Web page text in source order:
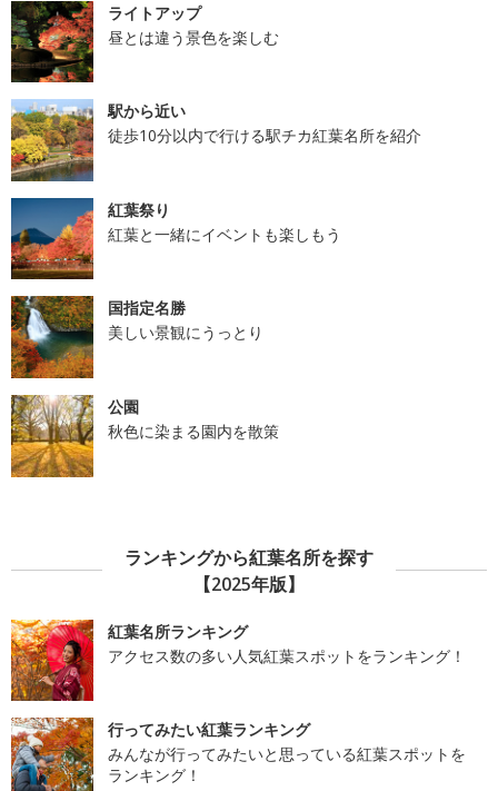
ライトアップ
昼とは違う景色を楽しむ
駅から近い
徒歩10分以内で行ける駅チカ紅葉名所を紹介
紅葉祭り
紅葉と一緒にイベントも楽しもう
国指定名勝
美しい景観にうっとり
公園
秋色に染まる園内を散策
ランキングから紅葉名所を探す
【2025年版】
紅葉名所ランキング
アクセス数の多い人気紅葉スポットをランキング！
行ってみたい紅葉ランキング
みんなが行ってみたいと思っている紅葉スポットを
ランキング！